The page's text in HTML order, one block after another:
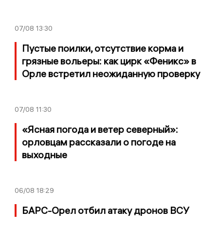
07/08 13:30
Пустые поилки, отсутствие корма и
грязные вольеры: как цирк «Феникс» в
Орле встретил неожиданную проверку
07/08 11:30
«Ясная погода и ветер северный»:
орловцам рассказали о погоде на
выходные
06/08 18:29
БАРС-Орел отбил атаку дронов ВСУ